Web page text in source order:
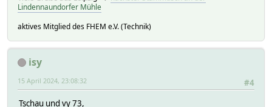
Lindennaundorfer Mühle
aktives Mitglied des FHEM e.V. (Technik)
isy
#4
15 April 2024, 23:08:32
Tschau und vy 73,